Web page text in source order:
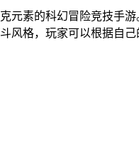
元素的科幻冒险竞技手
风格，玩家可以根据自